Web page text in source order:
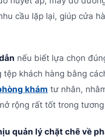
cầu lặp lại, giúp cửa
nếu biết lựa chọn
khách hàng bằng
khám tư nhân,
rộng rất tốt trong
quản lý chặt chẽ về